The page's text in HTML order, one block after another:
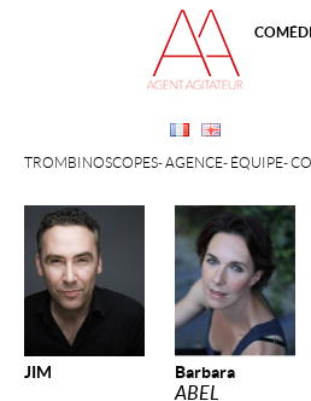
JIM Barbara
ABEL
TROMBINOSCOPES AGENCE ÉQUIPE